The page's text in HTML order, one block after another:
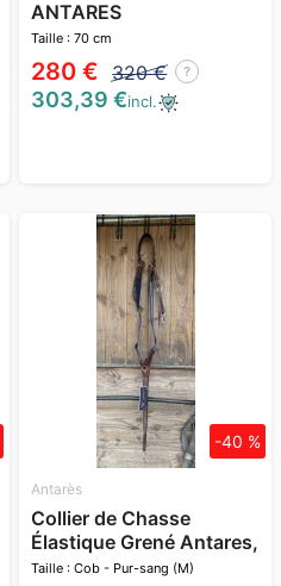
ANTARES
Taille : 70 cm
280 € 320 € ?
303,39 €incl.
Antarès
Collier de Chasse
Élastique Grené Antares,
3 points taille full
Taille : Cob - Pur-sang (M)
-40 %